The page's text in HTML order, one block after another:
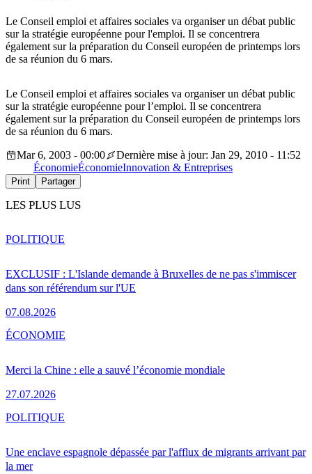
Le Conseil emploi et affaires sociales va organiser un débat public
sur la stratégie européenne pour l'emploi. Il se concentrera
également sur la préparation du Conseil européen de printemps lors
de sa réunion du 6 mars.
Le Conseil emploi et affaires sociales va organiser un débat public
sur la stratégie européenne pour l’emploi. Il se concentrera
également sur la préparation du Conseil européen de printemps lors
de sa réunion du 6 mars.
Mar 6, 2003 - 00:00
Dernière mise à jour: Jan 29, 2010 - 11:52
ÉconomieÉconomieInnovation & Entreprises
Print Partager
LES PLUS LUS
EXCLUSIF : L'Islande demande à Bruxelles de ne pas s'immiscer
dans son référendum sur l'UE
07.08.2026
POLITIQUE
Merci la Chine : elle a sauvé l’économie mondiale
27.07.2026
ÉCONOMIE
Une enclave espagnole dépassée par l'afflux de migrants arrivant par
la mer
POLITIQUE